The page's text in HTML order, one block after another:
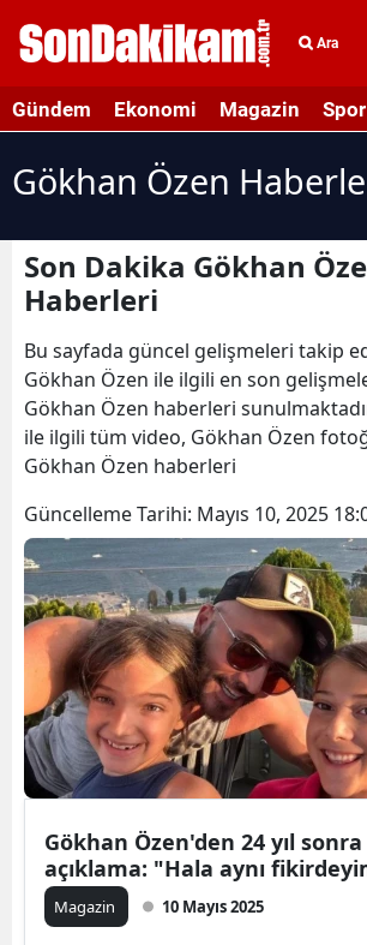
Ara
Gündem Ekonomi Magazin Spor
Gökhan Özen
Son Dakika Gökhan
Haberleri
Bu sayfada güncel gelişmeleri takip
Gökhan Özen ile ilgili en son
Gökhan Özen haberleri
ile ilgili tüm video, Gökhan Özen
Gökhan Özen haberleri
Güncelleme Tarihi: Mayıs 10, 2025
Gökhan Özen'den 24 yıl
açıklama: "Hala aynı
Magazin 10 Mayıs 2025